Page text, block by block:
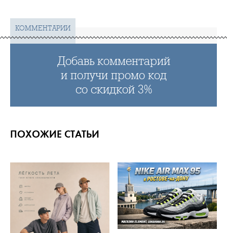
КОММЕНТАРИИ
Добавь комментарий
и получи промо код
со скидкой 3%
ПОХОЖИЕ СТАТЬИ